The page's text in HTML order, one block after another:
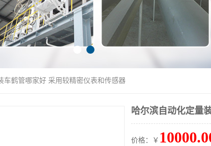
车鹤管哪家好 采用较精密仪表和传感器
哈尔滨自动化定量
价格：￥